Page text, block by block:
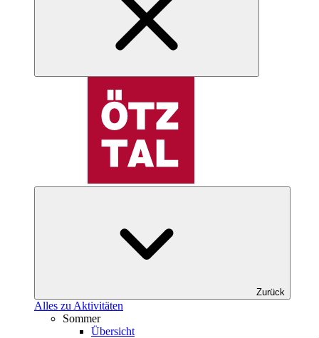
Zurück
Alles zu Aktivitäten
Sommer
Übersicht